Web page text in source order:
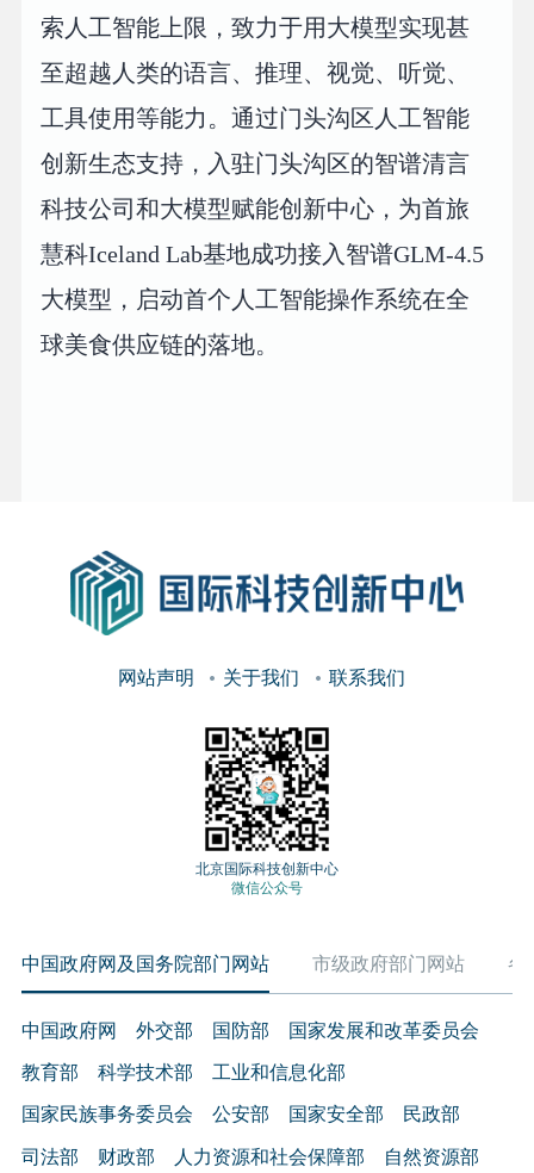
索人工智能上限，致力于用大模型实现甚
至超越人类的语言、推理、视觉、听觉、
工具使用等能力。通过门头沟区人工智能
创新生态支持，入驻门头沟区的智谱清言
科技公司和大模型赋能创新中心，为首旅
慧科Iceland Lab基地成功接入智谱GLM-4.5
大模型，启动首个人工智能操作系统在全
球美食供应链的落地。
网站声明 关于我们 联系我们
北京国际科技创新中心
微信公众号
中国政府网及国务院部门网站 市级政府部门网站 各
中国政府网 外交部 国防部 国家发展和改革委员会
教育部 科学技术部 工业和信息化部
国家民族事务委员会 公安部 国家安全部 民政部
司法部 财政部 人力资源和社会保障部 自然资源部